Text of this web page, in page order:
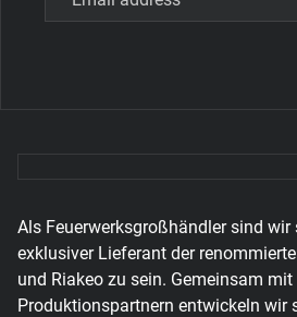
Als Feuerwerksgroßhändler sind
exklusiver Lieferant der
und Riakeo zu sein. Gemeinsam mit
Produktionspartnern entwickeln wir